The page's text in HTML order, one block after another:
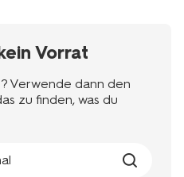
Vorrat
Verwende dann den
zu finden, was du